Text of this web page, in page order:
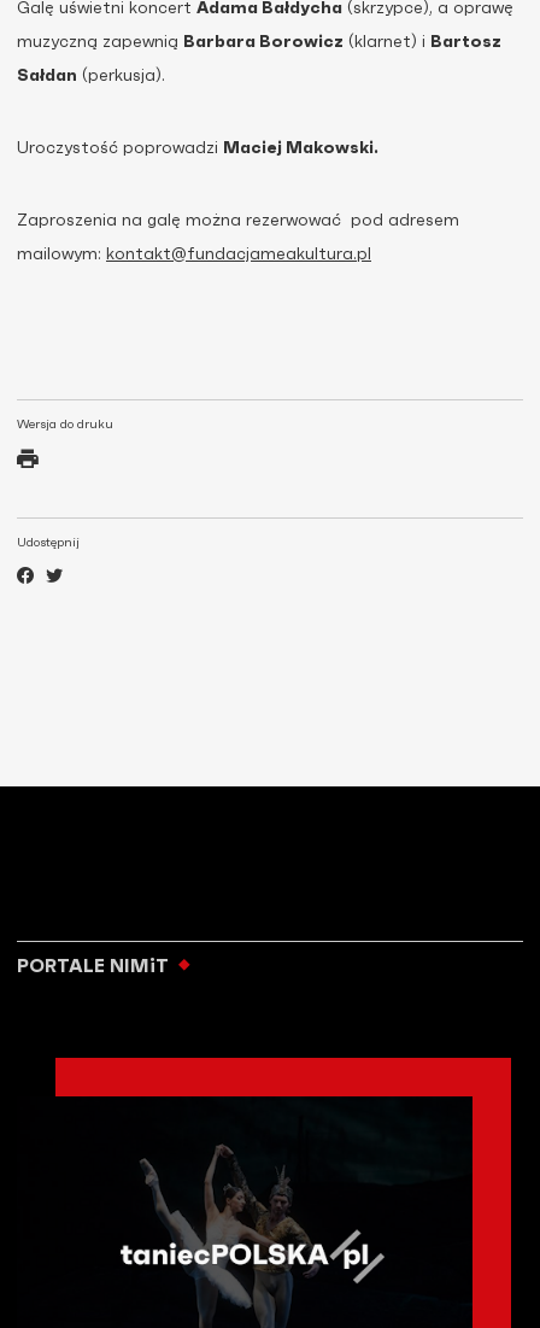
Wersja do druku
Udostępnij
Galę uświetni koncert Adama Bałdycha (skrzypce), a oprawę
muzyczną zapewnią Barbara Borowicz (klarnet) i Bartosz
Sałdan (perkusja).
Uroczystość poprowadzi Maciej Makowski.
Zaproszenia na galę można rezerwować pod adresem
mailowym: kontakt@fundacjameakultura.pl
PORTALE NIMiT